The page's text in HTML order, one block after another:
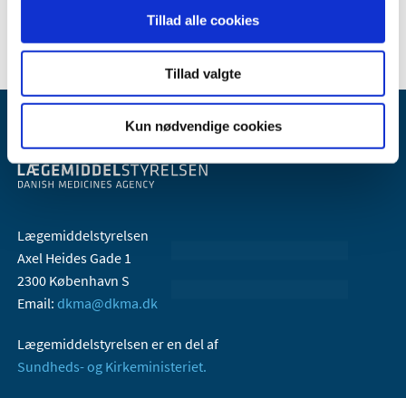
Tillad alle cookies
Tillad valgte
Kun nødvendige cookies
Lægemiddelstyrelsen
Axel Heides Gade 1
2300 København S
Email: dkma@dkma.dk
Lægemiddelstyrelsen er en del af
Sundheds- og Kirkeministeriet.